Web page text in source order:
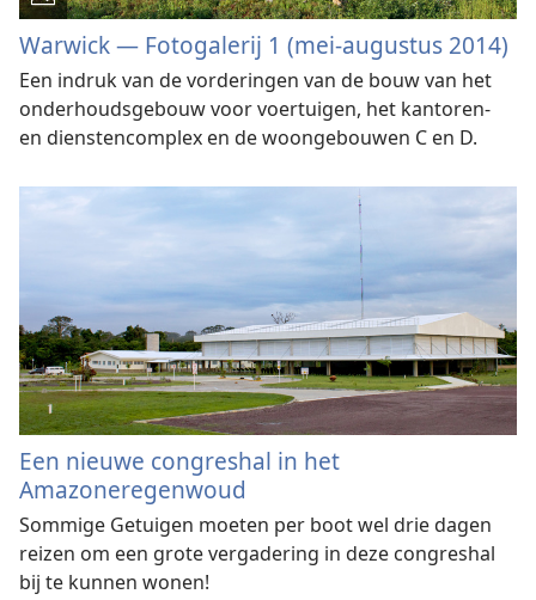
Warwick — Fotogalerij 1 (mei-augustus 2014)
Een indruk van de vorderingen van de bouw van het
onderhoudsgebouw voor voertuigen, het kantoren-
en dienstencomplex en de woongebouwen C en D.
Een nieuwe congreshal in het
Amazoneregenwoud
Sommige Getuigen moeten per boot wel drie dagen
reizen om een grote vergadering in deze congreshal
bij te kunnen wonen!